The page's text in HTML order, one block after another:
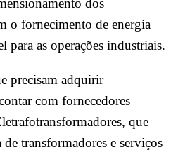
dos
o fornecimento de energia
para as operações industriais.
precisam adquirir
com fornecedores
que
transformadores e serviços